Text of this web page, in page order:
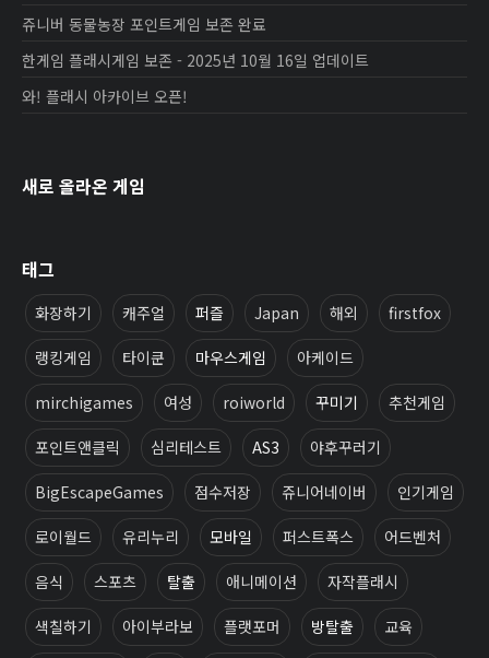
쥬니버 동물농장 포인트게임 보존 완료
한게임 플래시게임 보존 - 2025년 10월 16일 업데이트
와! 플래시 아카이브 오픈!
새로 올라온 게임
태그
화장하기 캐주얼 퍼즐 Japan 해외 firstfox
랭킹게임 타이쿤 마우스게임 아케이드
mirchigames 여성 roiworld 꾸미기 추천게임
포인트앤클릭 심리테스트 AS3 야후꾸러기
BigEscapeGames 점수저장 쥬니어네이버 인기게임
로이월드 유리누리 모바일 퍼스트폭스 어드벤처
음식 스포츠 탈출 애니메이션 자작플래시
색칠하기 아이부라보 플랫포머 방탈출 교육